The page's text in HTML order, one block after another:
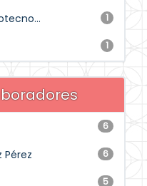
1
1
6
6
5